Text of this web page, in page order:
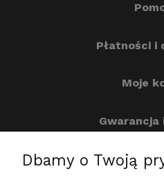
Płatności i
Moje
O
Dbamy o Twoją